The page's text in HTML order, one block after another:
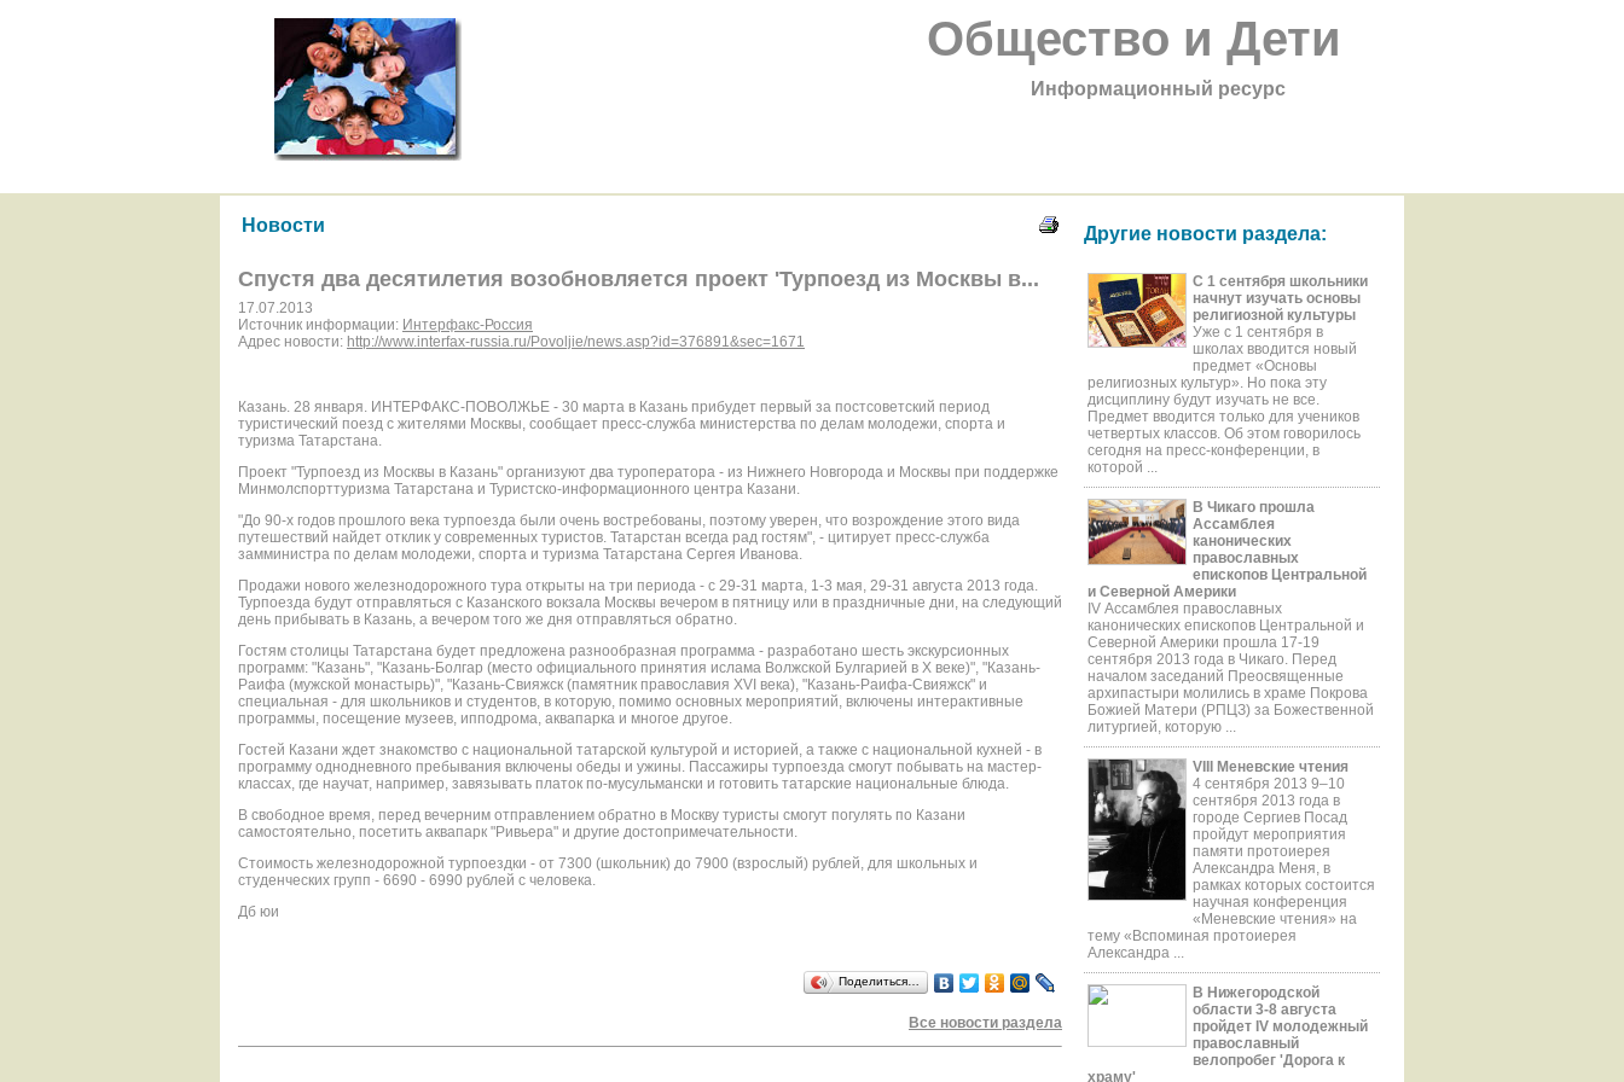
Общество и Дети
Информационный ресурс
Новости
Спустя два десятилетия возобновляется проект 'Турпоезд из Москвы в...
17.07.2013
Источник информации: Интерфакс-Россия
Адрес новости: http://www.interfax-russia.ru/Povoljie/news.asp?id=376891&sec=1671
Казань. 28 января. ИНТЕРФАКС-ПОВОЛЖЬЕ - 30 марта в Казань прибудет первый за постсоветский период
туристический поезд с жителями Москвы, сообщает пресс-служба министерства по делам молодежи, спорта и
туризма Татарстана.
Проект "Турпоезд из Москвы в Казань" организуют два туроператора - из Нижнего Новгорода и Москвы при поддержке
Минмолспорттуризма Татарстана и Туристско-информационного центра Казани.
"До 90-х годов прошлого века турпоезда были очень востребованы, поэтому уверен, что возрождение этого вида
путешествий найдет отклик у современных туристов. Татарстан всегда рад гостям", - цитирует пресс-служба
замминистра по делам молодежи, спорта и туризма Татарстана Сергея Иванова.
Продажи нового железнодорожного тура открыты на три периода - с 29-31 марта, 1-3 мая, 29-31 августа 2013 года.
Турпоезда будут отправляться с Казанского вокзала Москвы вечером в пятницу или в праздничные дни, на следующий
день прибывать в Казань, а вечером того же дня отправляться обратно.
Гостям столицы Татарстана будет предложена разнообразная программа - разработано шесть экскурсионных
программ: "Казань", "Казань-Болгар (место официального принятия ислама Волжской Булгарией в X веке)", "Казань-
Раифа (мужской монастырь)", "Казань-Свияжск (памятник православия XVI века), "Казань-Раифа-Свияжск" и
специальная - для школьников и студентов, в которую, помимо основных мероприятий, включены интерактивные
программы, посещение музеев, ипподрома, аквапарка и многое другое.
Гостей Казани ждет знакомство с национальной татарской культурой и историей, а также с национальной кухней - в
программу однодневного пребывания включены обеды и ужины. Пассажиры турпоезда смогут побывать на мастер-
классах, где научат, например, завязывать платок по-мусульмански и готовить татарские национальные блюда.
В свободное время, перед вечерним отправлением обратно в Москву туристы смогут погулять по Казани
самостоятельно, посетить аквапарк "Ривьера" и другие достопримечательности.
Стоимость железнодорожной турпоездки - от 7300 (школьник) до 7900 (взрослый) рублей, для школьных и
студенческих групп - 6690 - 6990 рублей с человека.
Дб юи
Поделиться…
Все новости раздела
Другие новости раздела:
С 1 сентября школьники
начнут изучать основы
религиозной культуры
Уже с 1 сентября в
школах вводится новый
предмет «Основы
религиозных культур». Но пока эту
дисциплину будут изучать не все.
Предмет вводится только для учеников
четвертых классов. Об этом говорилось
сегодня на пресс-конференции, в
которой ...
В Чикаго прошла
Ассамблея
канонических
православных
епископов Центральной
и Северной Америки
IV Ассамблея православных
канонических епископов Центральной и
Северной Америки прошла 17-19
сентября 2013 года в Чикаго. Перед
началом заседаний Преосвященные
aрхипастыри молились в храме Покрова
Божией Матери (РПЦЗ) за Божественной
литургией, которую ...
VIII Меневские чтения
4 сентября 2013 9–10
сентября 2013 года в
городе Сергиев Посад
пройдут мероприятия
памяти протоиерея
Александра Меня, в
рамках которых состоится
научная конференция
«Меневские чтения» на
тему «Вспоминая протоиерея
Александра ...
В Нижегородской
области 3-8 августа
пройдет IV молодежный
православный
велопробег 'Дорога к
храму'